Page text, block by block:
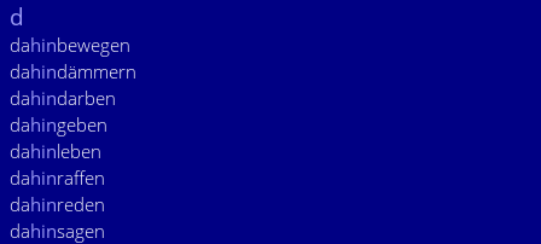
d
dahinbewegen
dahindämmern
dahindarben
dahingeben
dahinleben
dahinraffen
dahinreden
dahinsagen